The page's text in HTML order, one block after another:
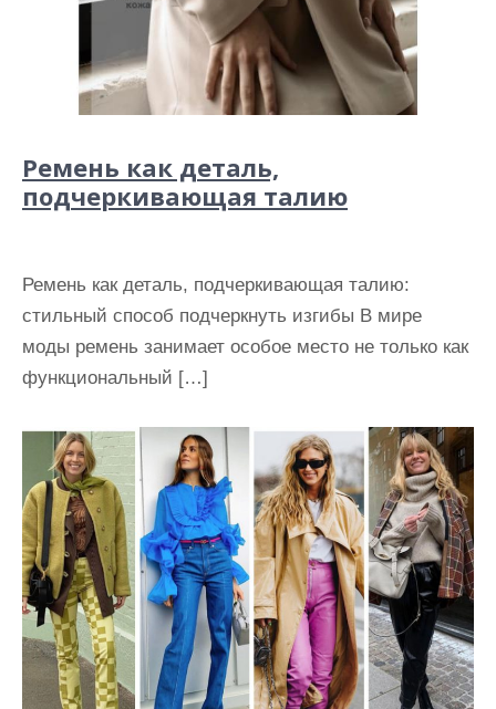
Ремень как деталь,
подчеркивающая талию
Ремень как деталь, подчеркивающая талию:
стильный способ подчеркнуть изгибы В мире
моды ремень занимает особое место не только как
функциональный […]